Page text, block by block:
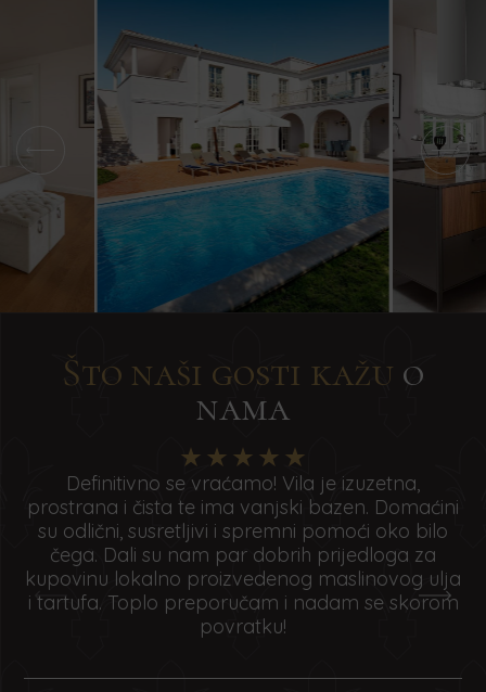
Što naši gosti kažu o
nama
Definitivno se vraćamo! Vila je izuzetna,
prostrana i čista te ima vanjski bazen. Domaćini
su odlični, susretljivi i spremni pomoći oko bilo
čega. Dali su nam par dobrih prijedloga za
kupovinu lokalno proizvedenog maslinovog ulja
i tartufa. Toplo preporučam i nadam se skorom
povratku!